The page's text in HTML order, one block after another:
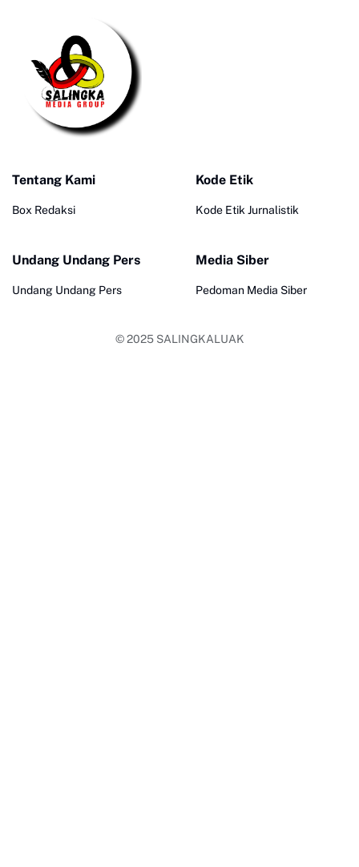
Tentang Kami
Box Redaksi
Kode Etik
Kode Etik Jurnalistik
Undang Undang Pers
Undang Undang Pers
Media Siber
Pedoman Media Siber
© 2025 SALINGKALUAK